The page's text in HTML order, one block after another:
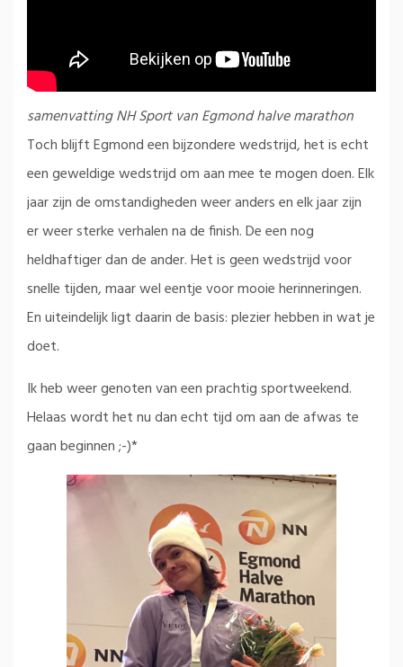
samenvatting NH Sport van Egmond halve marathon
Toch blijft Egmond een bijzondere wedstrijd, het is echt
een geweldige wedstrijd om aan mee te mogen doen. Elk
jaar zijn de omstandigheden weer anders en elk jaar zijn
er weer sterke verhalen na de finish. De een nog
heldhaftiger dan de ander. Het is geen wedstrijd voor
snelle tijden, maar wel eentje voor mooie herinneringen.
En uiteindelijk ligt daarin de basis: plezier hebben in wat je
doet.
Ik heb weer genoten van een prachtig sportweekend.
Helaas wordt het nu dan echt tijd om aan de afwas te
gaan beginnen ;-)*